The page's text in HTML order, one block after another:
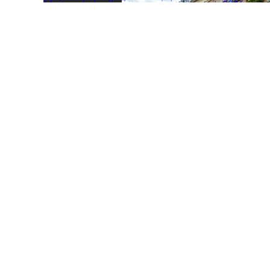
Martyna Łukasik nie zagra już w sezonie 2026 w